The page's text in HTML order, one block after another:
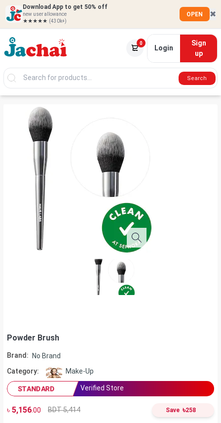
Download App to get 50% off
new user allowance
★★★★★ (430k+)
OPEN ✖
0
Login
Sign
up
Search
Powder Brush
Brand: No Brand
Category:
Make-Up
STANDARD Verified Store
৳ 5,156.00 BDT 5,414 Save ৳258